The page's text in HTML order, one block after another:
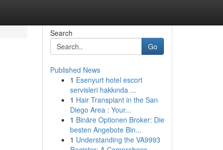
Search
Go
Published News
1 Esenyurt hotel escort
servisleri hakkında ...
1 Hair Transplant in the San
Diego Area : Your...
1 Binäre Optionen Broker: Die
besten Angebote Bin...
1 Understanding the VA9993